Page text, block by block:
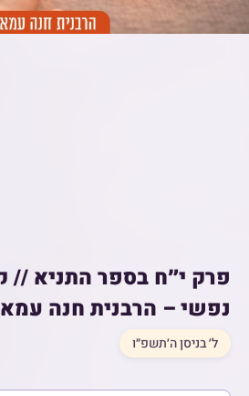
פרק י״ח בספר התניא //
נפשי – הרבנית חנה
ל׳ בניסן ה׳תשפ״ו